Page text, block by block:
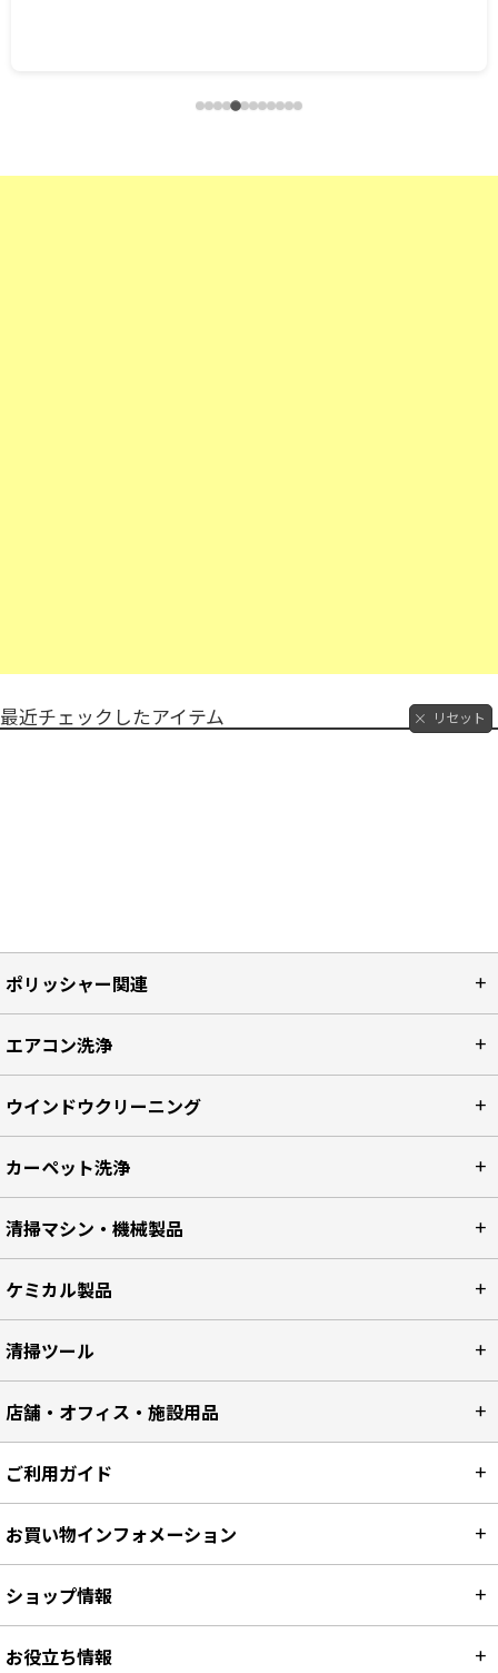
最近チェックしたアイテム リセット
ポリッシャー関連
エアコン洗浄
ウインドウクリーニング
カーペット洗浄
清掃マシン・機械製品
ケミカル製品
清掃ツール
店舗・オフィス・施設用品
ご利用ガイド
お買い物インフォメーション
ショップ情報
お役立ち情報